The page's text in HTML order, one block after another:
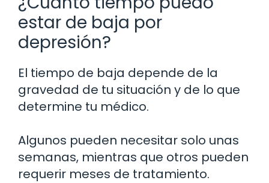
estar de baja por
depresión?
El tiempo de baja depende de la
gravedad de tu situación y de lo que
determine tu médico.
Algunos pueden necesitar solo unas
semanas, mientras que otros pueden
requerir meses de tratamiento.